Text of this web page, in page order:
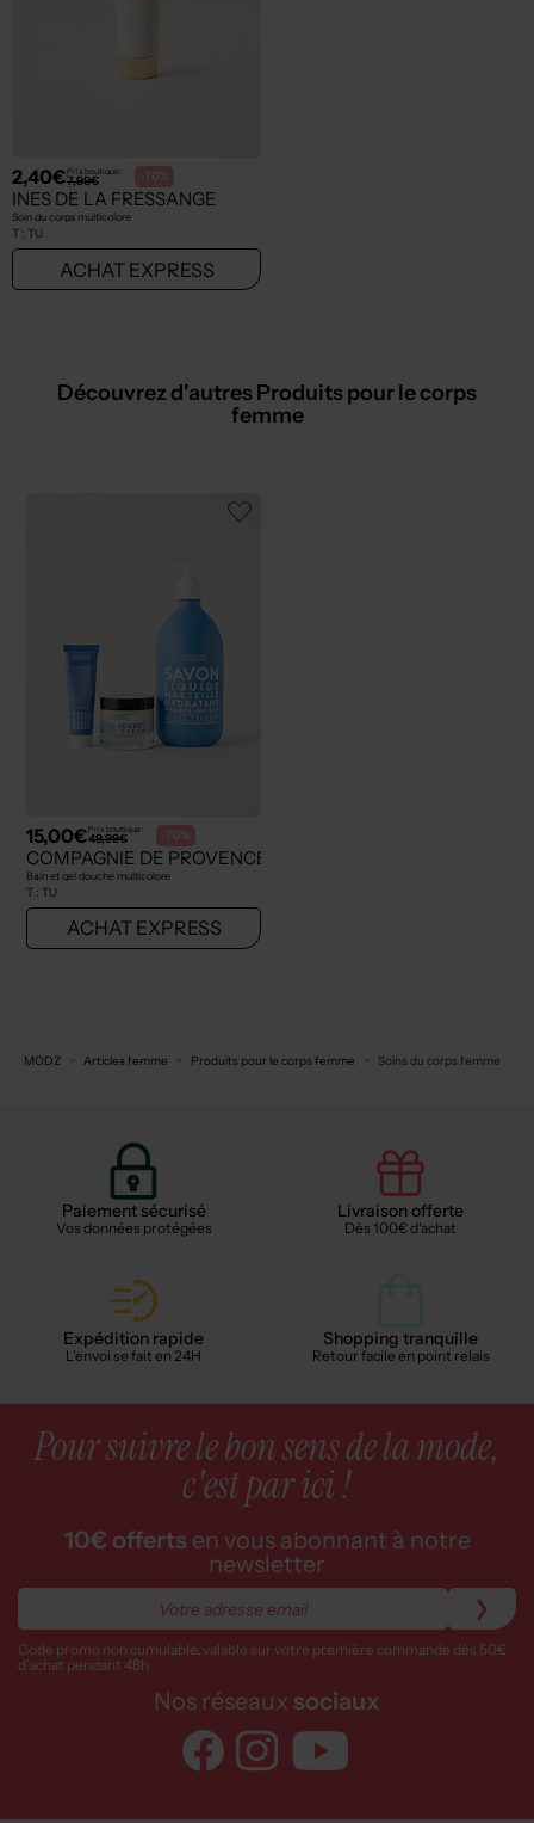
2,40€Prix boutique :
7,99€ -70%
INES DE LA FRESSANGE
Soin du corps multicolore
T : TU
ACHAT EXPRESS
Découvrez d'autres Produits pour le corps
femme
15,00€Prix boutique :
49,99€ -70%
COMPAGNIE DE PROVENCE
Bain et gel douche multicolore
T : TU
ACHAT EXPRESS
MODZ Articles femme Produits pour le corps femme Soins du corps femme
Paiement sécurisé
Vos données protégées
Livraison offerte
Dès 100€ d'achat
Expédition rapide
L'envoi se fait en 24H
Shopping tranquille
Retour facile en point relais
Pour suivre le bon sens de la mode,
c'est par ici !
10€ offerts en vous abonnant à notre
newsletter
Code promo non cumulable, valable sur votre première commande dès 50€
d’achat pendant 48h
Nos réseaux sociaux